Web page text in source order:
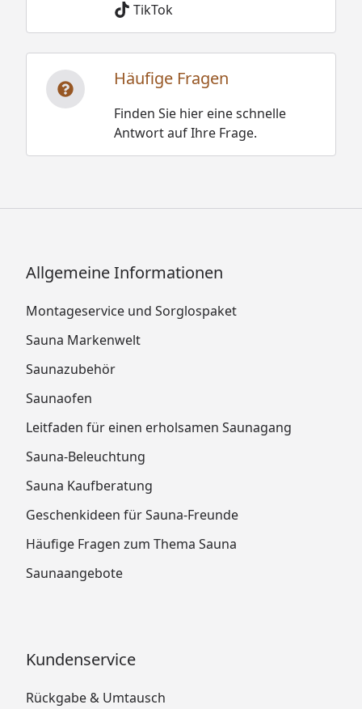
TikTok
Häufige Fragen
Finden Sie hier eine schnelle
Antwort auf Ihre Frage.
Allgemeine Informationen
Montageservice und Sorglospaket
Sauna Markenwelt
Saunazubehör
Saunaofen
Leitfaden für einen erholsamen Saunagang
Sauna-Beleuchtung
Sauna Kaufberatung
Geschenkideen für Sauna-Freunde
Häufige Fragen zum Thema Sauna
Saunaangebote
Kundenservice
Rückgabe & Umtausch